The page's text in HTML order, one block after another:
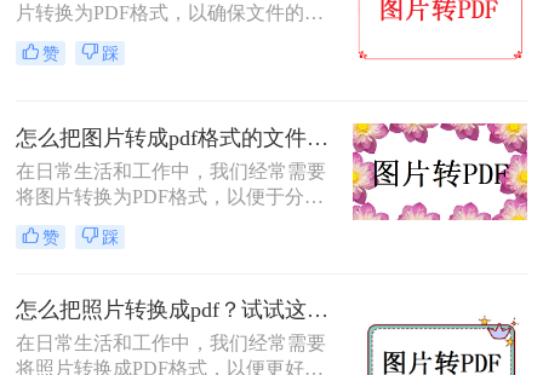
片转换为PDF格式，以确保文件的格
式和排版保持不变，同时方便分享和
传递。那么图片怎么转PDF的格式
赞 踩
怎么把图片转成pdf格式的文件？尝试下面三种方法！
在日常生活和工作中，我们经常需要
将图片转换为PDF格式，以便于分
享、打印或归档。那么怎么把图片转
成pdf格式的文件呢？本文将介绍三种
方法都有其特点和适用场景，您可以
根据自己的需求选择最合适的方式。
赞 踩
怎么把照片转换成pdf？试试这三个转换方法！
在日常生活和工作中，我们经常需要
将照片转换成PDF格式，以便更好地